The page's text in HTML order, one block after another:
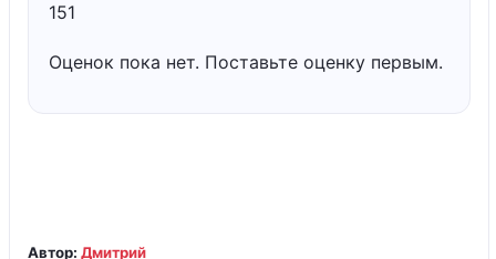
151
Оценок пока нет. Поставьте оценку первым.
Автор: Дмитрий